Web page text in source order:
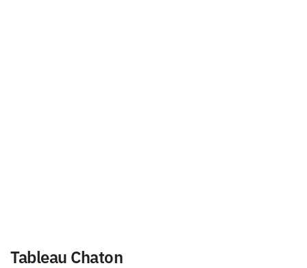
Tableau Chaton